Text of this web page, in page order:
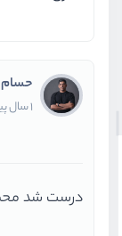
دوره مناسب
1 سال پیش
درست شد